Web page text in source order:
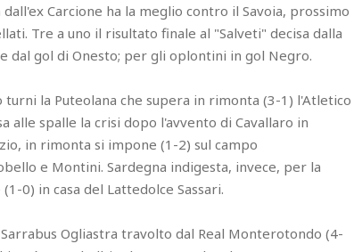
Carcione ha la meglio contro il Savoia, prossimo
Tre a uno il risultato finale al "Salveti" decisa dalla
dal gol di Onesto; per gli oplontini in gol Negro.
la Puteolana che supera in rimonta (3-1) l'Atletico
alle spalle la crisi dopo l'avvento di Cavallaro in
in rimonta si impone (1-2) sul campo
e Montini. Sardegna indigesta, invece, per la
0) in casa del Lattedolce Sassari.
Ogliastra travolto dal Real Monterotondo (4-